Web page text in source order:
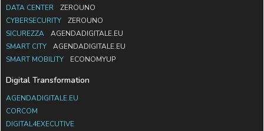
DATA CENTER
ZEROUNO
CYBERSECURITY
ZEROUNO
SICUREZZA
AGENDADIGITALE.EU
SMART CITY
AGENDADIGITALE.EU
SMART MOBILITY
ECONOMYUP
Digital Transformation
AGENDADIGITALE.EU
CORCOM
DIGITAL4EXECUTIVE